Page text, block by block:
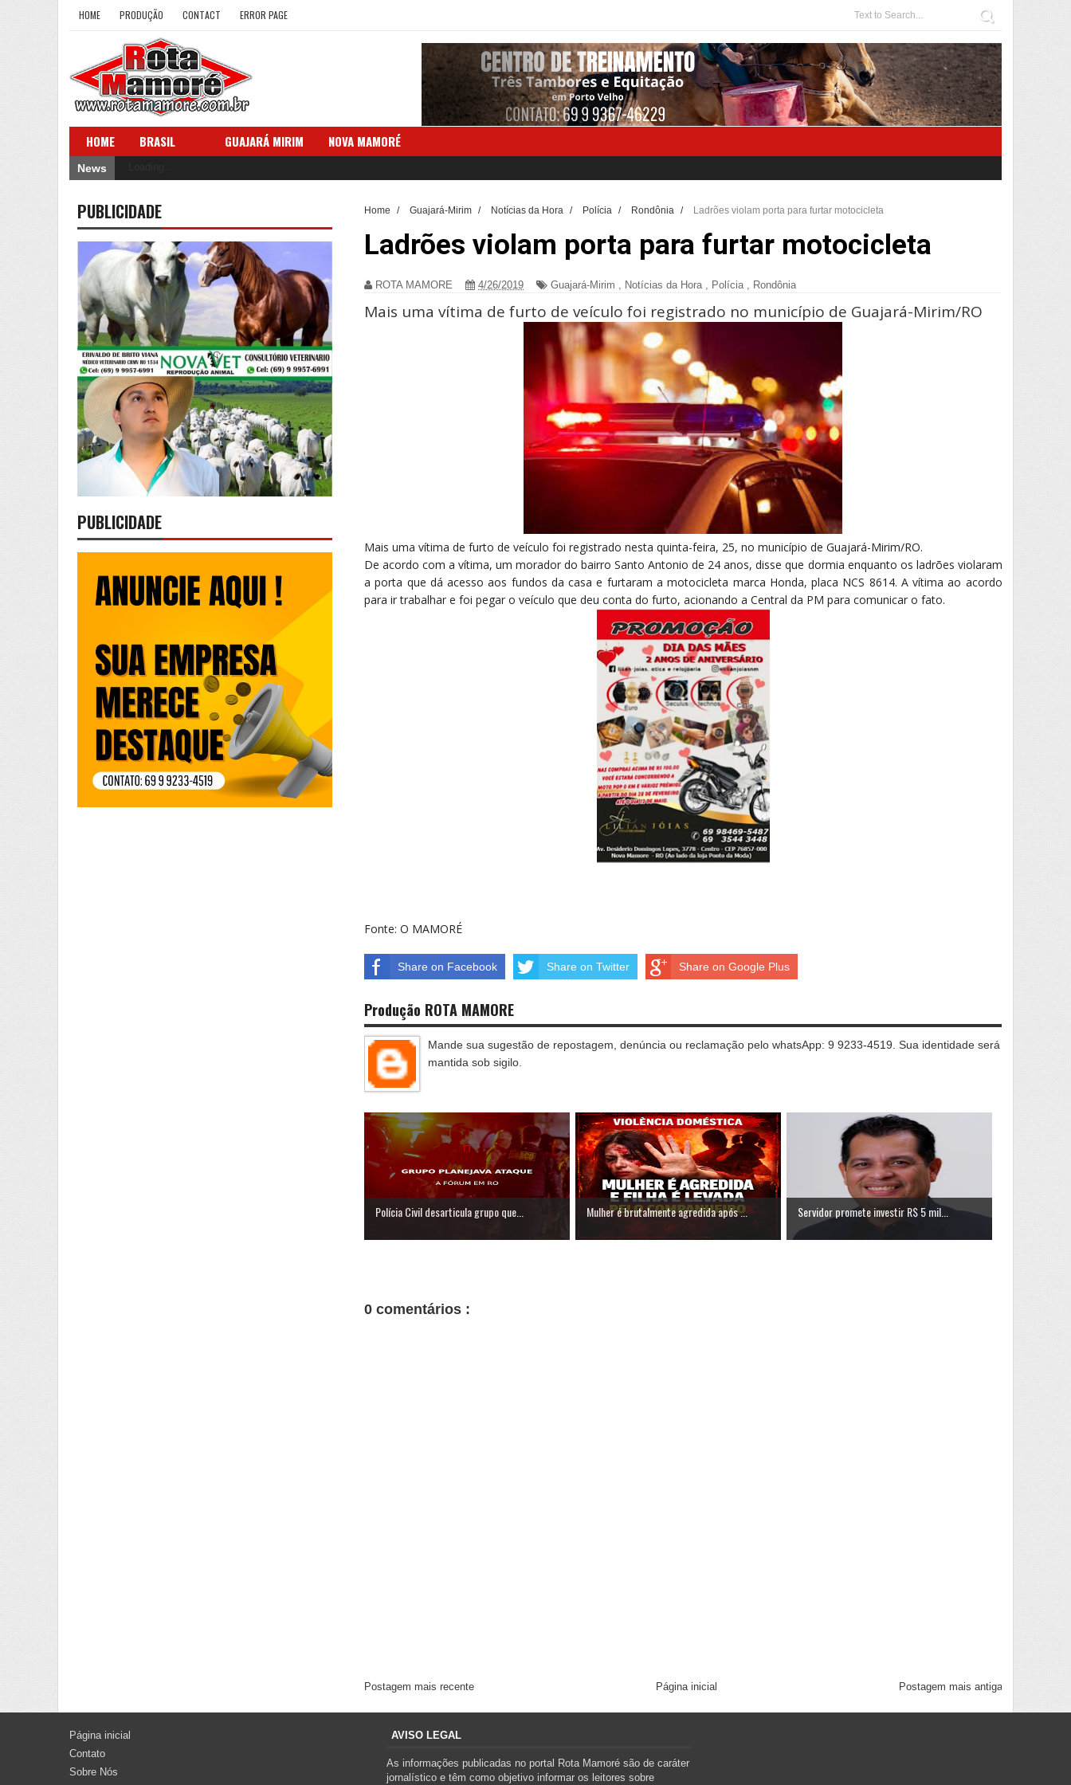
HOME PRODUÇÃO CONTACT ERROR PAGE
HOME BRASIL GUAJARÁ MIRIM NOVA MAMORÉ
News
Home / Guajará-Mirim / Notícias da Hora / Polícia / Rondônia / Ladrões violam porta para furtar motocicleta
Ladrões violam porta para furtar motocicleta
ROTA MAMORE 4/26/2019 Guajará-Mirim , Notícias da Hora, Polícia, Rondônia
Mais uma vítima de furto de veículo foi registrado no município de Guajará-Mirim/RO
Mais uma vítima de furto de veículo foi registrado nesta quinta-feira, 25, no município de Guajará-Mirim/RO.
De acordo com a vítima, um morador do bairro Santo Antonio de 24 anos, disse que dormia enquanto os ladrões violaram
a porta que dá acesso aos fundos da casa e furtaram a motocicleta marca Honda, placa NCS 8614. A vítima ao acordo
para ir trabalhar e foi pegar o veículo que deu conta do furto, acionando a Central da PM para comunicar o fato.
Fonte: O MAMORÉ
Share on Facebook Share on Twitter Share on Google Plus
Produção ROTA MAMORE
Mande sua sugestão de repostagem, denúncia ou reclamação pelo whatsApp: 9 9233-4519. Sua identidade será
mantida sob sigilo.
Polícia Civil desarticula grupo que... Mulher é brutalmente agredida após ... Servidor promete investir R$ 5 mil...
0 comentários :
Postagem mais recente Postagem mais antiga
Página inicial
PUBLICIDADE
PUBLICIDADE
Página inicial
Contato
Sobre Nós
AVISO LEGAL
As informações publicadas no portal Rota Mamoré são de caráter
jornalístico e têm como objetivo informar os leitores sobre